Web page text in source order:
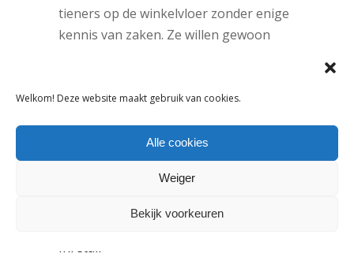
Welkom! Deze website maakt gebruik van cookies.
Alle cookies
Weiger
Bekijk voorkeuren
tieners op de winkelvloer zonder enige
kennis van zaken. Ze willen gewoon
Nederland, en wij doen daar niet aan
vriendelijk voor hun winkelstraten, en
niemand wil er straks nog werken. Ze
maken zichzelf kapot.’
Inretail